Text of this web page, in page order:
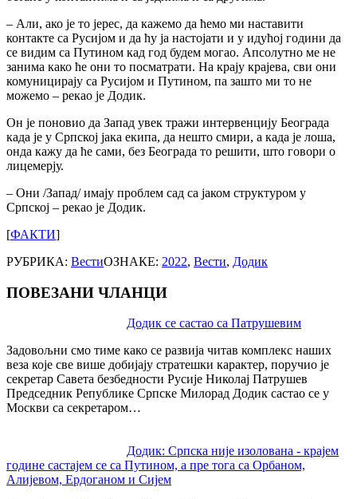
– Али, ако је то јерес, да кажемо да ћемо ми наставити
контакте са Русијом и да ћу ја настојати и у идућој години да
се видим са Путином кад год будем могао. Апсолутно ме не
занима како ће они то посматрати. На крају крајева, сви они
комуницирају са Русијом и Путином, па зашто ми то не
можемо – рекао је Додик.
Он је поновио да Запад увек тражи интервенцију Београда
када је у Српској јака екипа, да нешто смири, а када је лоша,
онда кажу да ће сами, без Београда то решити, што говори о
лицемерју.
– Они /Запад/ имају проблем сад са јаком структуром у
Српској – рекао је Додик.
[ФАКТИ]
РУБРИКА: ВестиОЗНАКЕ: 2022, Вести, Додик
ПОВЕЗАНИ ЧЛАНЦИ
Додик се састао са Патрушевим
Задовољни смо тиме како се развија читав комплекс наших
веза које све више добијају стратешки карактер, поручио је
секретар Савета безбедности Русије Николај Патрушев
Председник Републике Српске Милорад Додик састао се у
Москви са секретаром…
Додик: Српска није изолована - крајем
године састајем се са Путином, а пре тога са Орбаном,
Алијевом, Ердоганом и Сијем
navigation